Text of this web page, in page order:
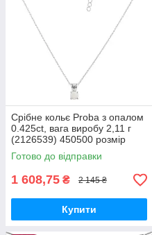
Срібне кольє Proba з опалом
0.425ct, вага виробу 2,11 г
(2126539) 450500 розмір
Готово до відправки
1 608,75 ₴ 2 145 ₴
Купити